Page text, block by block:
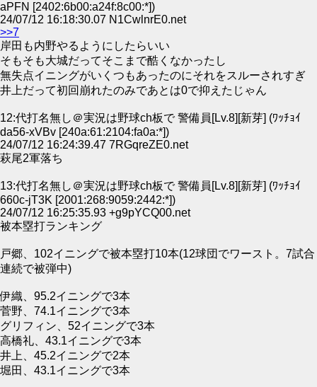
aPFN [2402:6b00:a24f:8c00:*])
24/07/12 16:18:30.07 N1CwlnrE0.net
>>7
岸田も内野やるようにしたらいい
そもそも大城だってそこまで酷くなかったし
無失点イニングがいくつもあったのにそれをスルーされすぎ
井上だって初回崩れたのみであとは0で抑えたじゃん
12:代打名無し＠実況は野球ch板で 警備員[Lv.8][新芽] (ﾜｯﾁｮｲ
da56-xVBv [240a:61:2104:fa0a:*])
24/07/12 16:24:39.47 7RGqreZE0.net
萩尾2軍落ち
13:代打名無し＠実況は野球ch板で 警備員[Lv.8][新芽] (ﾜｯﾁｮｲ
660c-jT3K [2001:268:9059:2442:*])
24/07/12 16:25:35.93 +g9pYCQ00.net
被本塁打ランキング
戸郷、102イニングで被本塁打10本(12球団でワースト。7試合
連続で被弾中)
伊織、95.2イニングで3本
菅野、74.1イニングで3本
グリフィン、52イニングで3本
高橋礼、43.1イニングで3本
井上、45.2イニングで2本
堀田、43.1イニングで3本